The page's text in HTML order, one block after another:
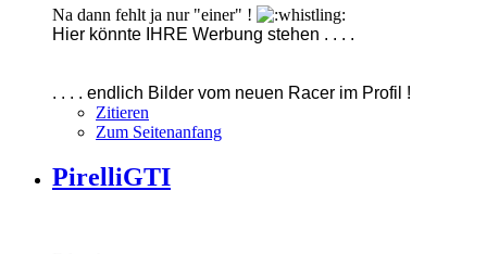
Na dann fehlt ja nur "einer" !
Hier könnte IHRE Werbung stehen . . . .
. . . . endlich Bilder vom neuen Racer im Profil !
Zitieren
Zum Seitenanfang
PirelliGTI